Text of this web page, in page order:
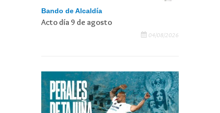
Bando de Alcaldía
Acto día 9 de agosto
04/08/2026